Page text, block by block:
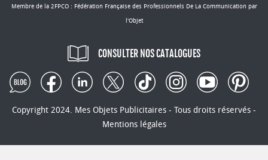
Membre de la 2FPCO : Fédération Française des Professionnels De La Communication par
l'Objet
CONSULTER NOS CATALOGUES
Copyright 2024. Mes Objets Publicitaires - Tous droits réservés -
Mentions légales